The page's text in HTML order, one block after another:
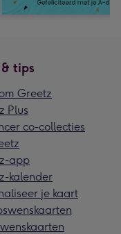
tips
Greetz
Plus
co-collecties
app
kalender
je kaart